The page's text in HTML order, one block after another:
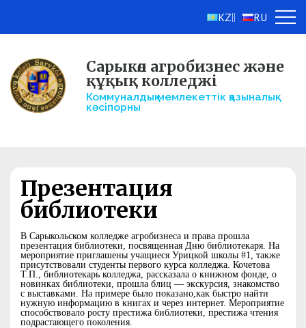
KZ RU
Сарыкөл агробизнес және
құқық колледжі
Коммуналдық мемлекеттік қазыналық
кәсіпорны
Презентация
библиотеки
В Сарыкольском колледже агробизнеса и права прошла
презентация библиотеки, посвященная Дню библиотекаря. На
мероприятие приглашены учащиеся Урицкой школы #1, также
присутствовали студенты первого курса колледжа. Кочетова
Т.П., библиотекарь колледжа, рассказала о книжном фонде, о
новинках библиотеки, прошла блиц — экскурсия, знакомство
с выставками. На примере было показано,как быстро найти
нужную информацию в книгах и через интернет. Мероприятие
способствовало росту престижа библиотеки, престижа чтения
подрастающего поколения.